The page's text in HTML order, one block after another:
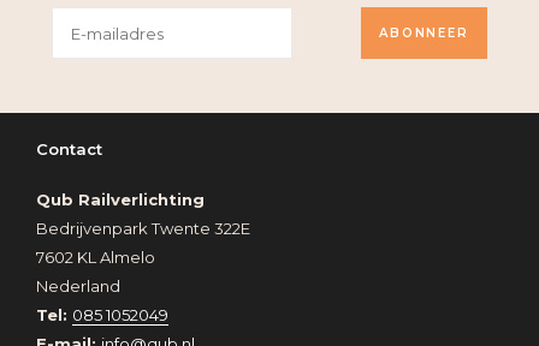
ABONNEER
Contact
Qub Railverlichting
Bedrijvenpark Twente 322E
7602 KL Almelo
Nederland
Tel: 085 1052049